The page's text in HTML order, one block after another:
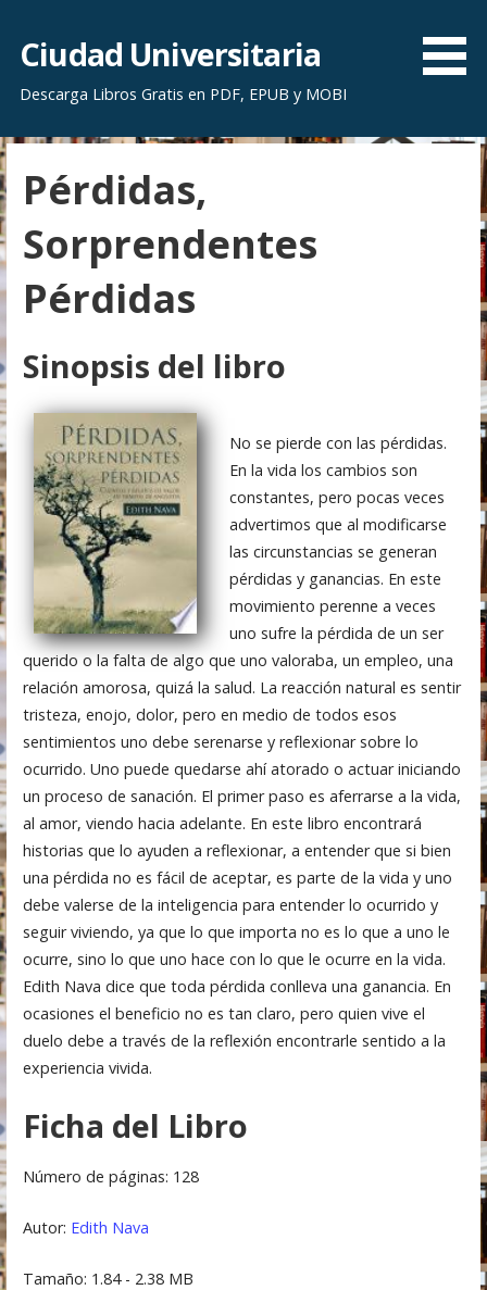
r
a
l
c
o
n
e
n
i
d
o
Ciudad Universitaria
Descarga Libros Gratis en PDF, EPUB y MOBI
Pérdidas,
Sorprendentes
Pérdidas
Sinopsis del libro
No se pierde con las pérdidas.
En la vida los cambios son
constantes, pero pocas veces
advertimos que al modificarse
las circunstancias se generan
pérdidas y ganancias. En este
movimiento perenne a veces
uno sufre la pérdida de un ser
querido o la falta de algo que uno valoraba, un empleo, una
relación amorosa, quizá la salud. La reacción natural es sentir
tristeza, enojo, dolor, pero en medio de todos esos
sentimientos uno debe serenarse y reflexionar sobre lo
ocurrido. Uno puede quedarse ahí atorado o actuar iniciando
un proceso de sanación. El primer paso es aferrarse a la vida,
al amor, viendo hacia adelante. En este libro encontrará
historias que lo ayuden a reflexionar, a entender que si bien
una pérdida no es fácil de aceptar, es parte de la vida y uno
debe valerse de la inteligencia para entender lo ocurrido y
seguir viviendo, ya que lo que importa no es lo que a uno le
ocurre, sino lo que uno hace con lo que le ocurre en la vida.
Edith Nava dice que toda pérdida conlleva una ganancia. En
ocasiones el beneficio no es tan claro, pero quien vive el
duelo debe a través de la reflexión encontrarle sentido a la
experiencia vivida.
Ficha del Libro
Número de páginas: 128
Autor: Edith Nava
Tamaño: 1.84 - 2.38 MB